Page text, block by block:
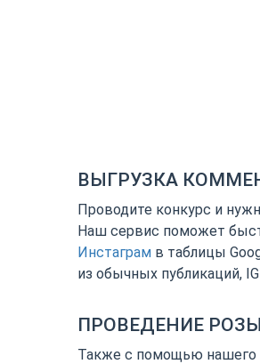
ВЫГРУЗКА
Проводите конкурс и
Наш сервис поможет
Инстаграм в таблицы
из обычных публикаций,
ПРОВЕДЕНИЕ
Также с помощью нашего